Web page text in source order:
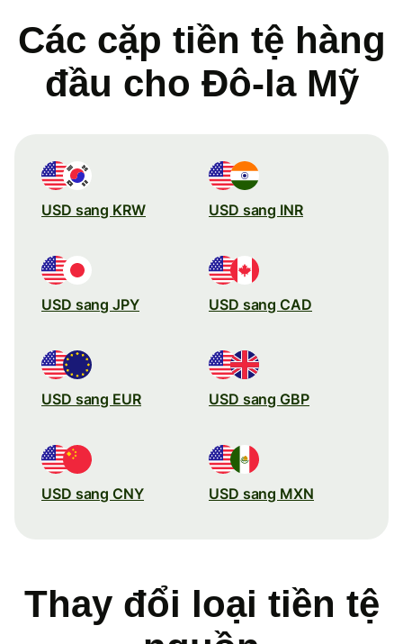
Các cặp tiền tệ hàng
đầu cho Đô-la Mỹ
USD sang KRW USD sang INR
USD sang JPY USD sang CAD
USD sang EUR USD sang GBP
USD sang CNY USD sang MXN
Thay đổi loại tiền tệ